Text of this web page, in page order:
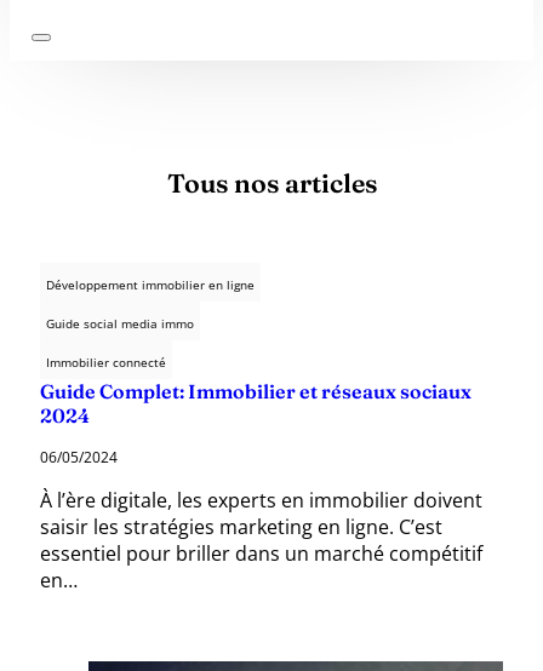
Tous nos articles
Développement immobilier en ligne
Guide social media immo
Immobilier connecté
Guide Complet: Immobilier et réseaux sociaux
2024
06/05/2024
À l’ère digitale, les experts en immobilier doivent
saisir les stratégies marketing en ligne. C’est
essentiel pour briller dans un marché compétitif
en…